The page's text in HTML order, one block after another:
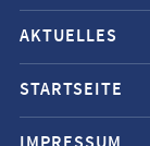
Mobile-
Service-
Navigation
und
AKTUELLES
STARTSEITE